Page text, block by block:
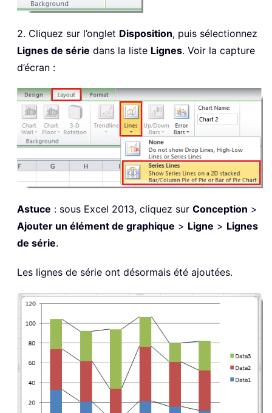
2. Cliquez sur l’onglet Disposition, puis sélectionnez
Lignes de série dans la liste Lignes. Voir la capture
d’écran :
Astuce : sous Excel 2013, cliquez sur Conception >
Ajouter un élément de graphique > Ligne > Lignes
de série.
Les lignes de série ont désormais été ajoutées.